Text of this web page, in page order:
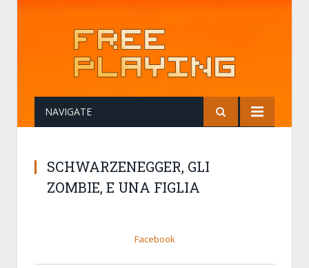
NAVIGATE
SCHWARZENEGGER, GLI
ZOMBIE, E UNA FIGLIA
Facebook